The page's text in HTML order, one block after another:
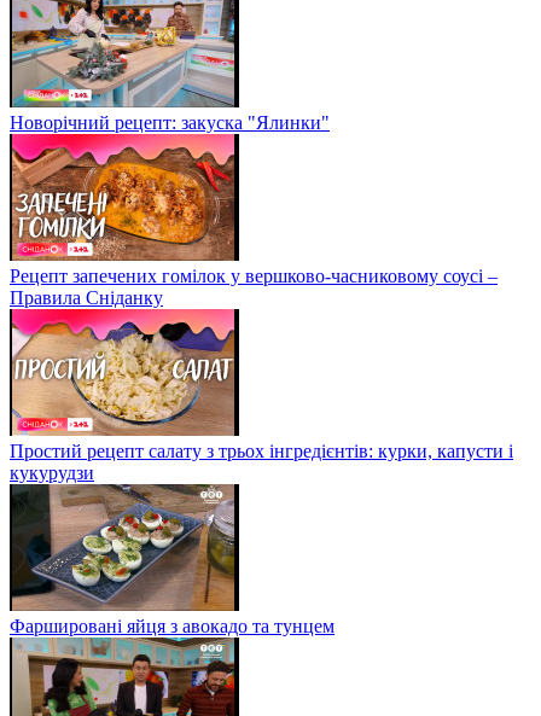
Новорічний рецепт: закуска "Ялинки"
Рецепт запечених гомілок у вершково-часниковому соусі –
Правила Сніданку
Простий рецепт салату з трьох інгредієнтів: курки, капусти і
кукурудзи
Фаршировані яйця з авокадо та тунцем